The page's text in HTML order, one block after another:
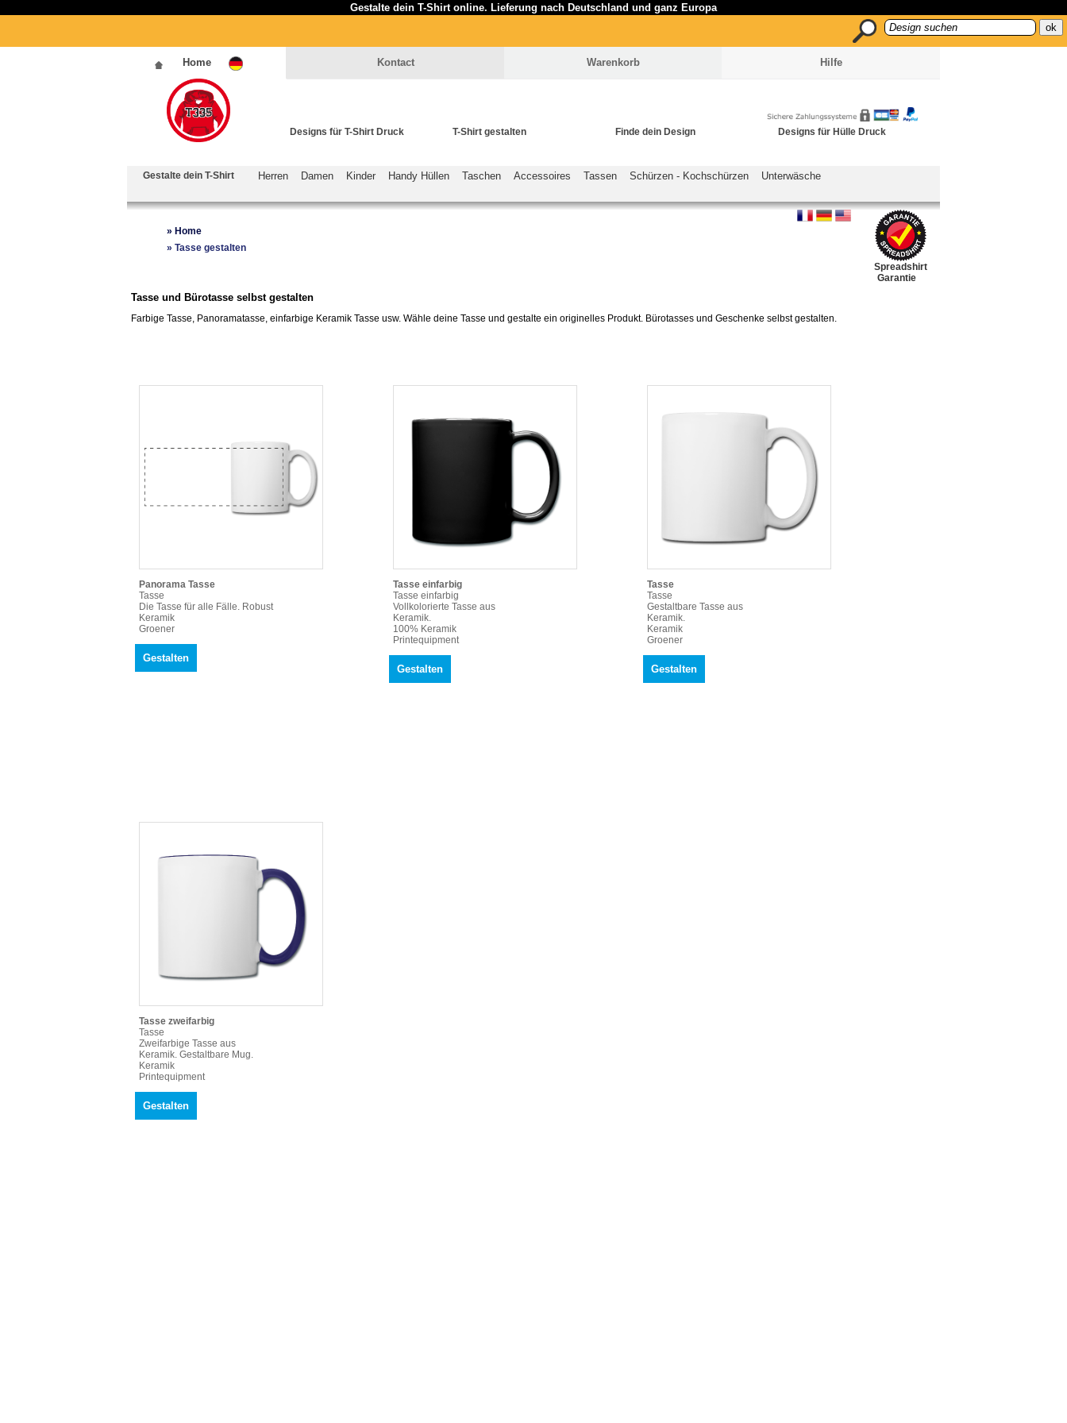
Gestalte dein T-Shirt online. Lieferung nach Deutschland und ganz Europa
Home Kontact Warenkorb Hilfe
Designs für T-Shirt Druck T-Shirt gestalten Finde dein Design Designs für Hülle Druck
Gestalte dein T-Shirt Herren Damen Kinder Handy Hüllen Taschen Accessoires Tassen Schürzen - Kochschürzen Unterwäsche
Spreadshirt
Garantie
» Home
» Tasse gestalten
Tasse und Bürotasse selbst gestalten
Farbige Tasse, Panoramatasse, einfarbige Keramik Tasse usw. Wähle deine Tasse und gestalte ein originelles Produkt. Bürotasses und Geschenke selbst gestalten.
Panorama Tasse
Tasse
Die Tasse für alle Fälle. Robust
Keramik
Groener
Tasse einfarbig
Tasse einfarbig
Vollkolorierte Tasse aus
Keramik.
100% Keramik
Printequipment
Tasse
Tasse
Gestaltbare Tasse aus
Keramik.
Keramik
Groener
Tasse zweifarbig
Tasse
Zweifarbige Tasse aus
Keramik. Gestaltbare Mug.
Keramik
Printequipment